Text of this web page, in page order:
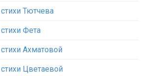
Тютчева
Фета
Ахматовой
Цветаевой